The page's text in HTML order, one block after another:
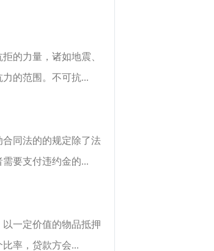
的力量，诸如地震、
的范围。不可抗...
同法的的规定除了法
要支付违约金的...
一定价值的物品抵押
率，贷款方会...